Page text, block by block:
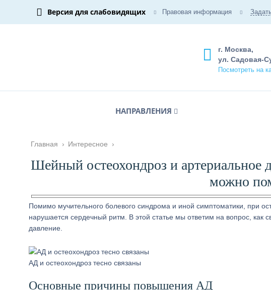
Версия для слабовидящих Правовая информация
г. Москва,
ул. Садовая-
Посмотреть на
НАПРАВЛЕНИЯ
Главная › Интересное ›
Шейный остеохондроз и артериальное
можно
Помимо мучительного болевого синдрома и иной симптоматики, при
нарушается сердечный ритм. В этой статье мы ответим на вопрос,
давление.
АД и остеохондроз тесно связаны
Основные причины повышения АД